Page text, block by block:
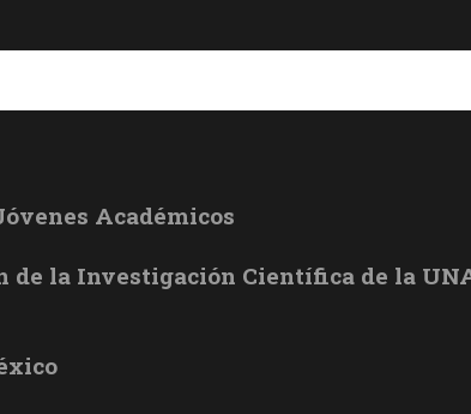
Académicos
de la Investigación Científica de la